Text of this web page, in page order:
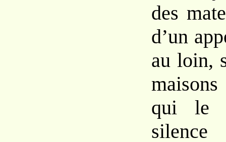
des
d’un
au loin,
qui le